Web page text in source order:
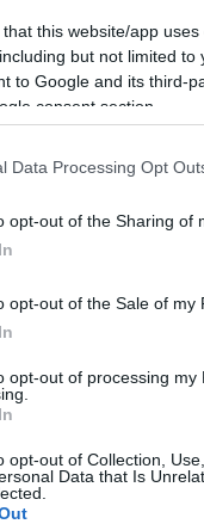
that this website/app
but not limited
to Google and its third-
consent section.
Data Processing Opt
opt-out of the Sharing of
opt-out of the Sale of my
opt-out of processing my
opt-out of Collection,
Data that Is
App
στο background,
κάνετε κάτι
και γυρίστε το
τα
και μπορείτε να
σας. Μπορείτε
από το να το κάνει
συχνά
νέα emails στο
Settings > Mail >